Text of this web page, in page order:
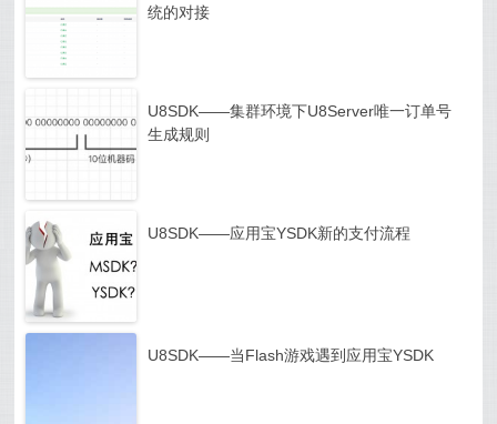
统的对接
U8SDK——集群环境下U8Server唯一订单号
生成规则
U8SDK——应用宝YSDK新的支付流程
U8SDK——当Flash游戏遇到应用宝YSDK